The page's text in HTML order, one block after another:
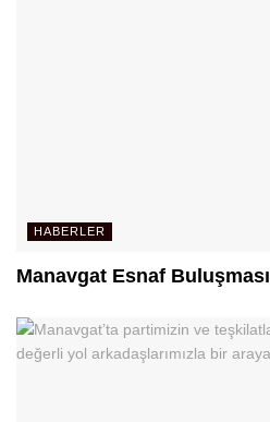
HABERLER
Manavgat Esnaf Buluşması